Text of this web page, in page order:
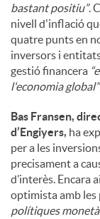
bastant positiu”.
nivell d'inflació
quatre punts en
inversors i
gestió financera
l'economia global”
Bas Fransen,
d’Engiyers, ha
per a les
precisament a
d’interès. Encara
optimista amb les
polítiques